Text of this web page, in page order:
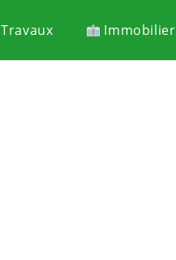
Travaux Immobilier